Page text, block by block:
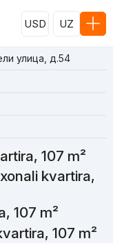
USD UZ
улица, д.54
107 m²
kvartira,
107 m²
107 m²